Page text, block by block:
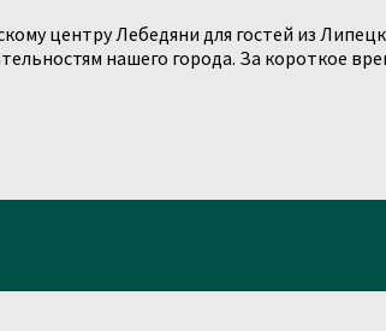
центру Лебедяни для гостей из
нашего города. За короткое